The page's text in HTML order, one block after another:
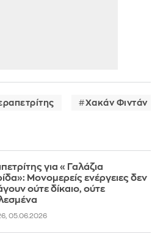
Χακάν Φιντάν
για «Γαλάζια
Μονομερείς ενέργειες δεν
ούτε δίκαιο, ούτε
05.06.2026